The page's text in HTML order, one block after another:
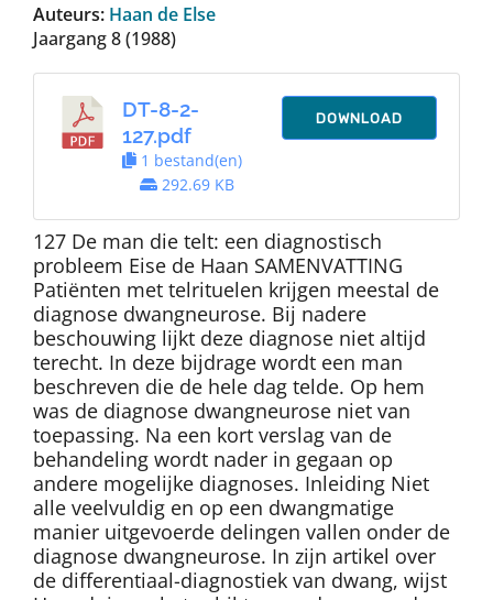
Over Dth
Contact
Auteurs: Haan de Else
Jaargang 8 (1988)
DT-8-2-
127.pdf
1 bestand(en)
292.69 KB
DOWNLOAD
127 De man die telt: een diagnostisch
probleem Eise de Haan SAMENVATTING
Patiënten met telrituelen krijgen meestal de
diagnose dwangneurose. Bij nadere
beschouwing lijkt deze diagnose niet altijd
terecht. In deze bijdrage wordt een man
beschreven die de hele dag telde. Op hem
was de diagnose dwangneurose niet van
toepassing. Na een kort verslag van de
behandeling wordt nader in gegaan op
andere mogelijke diagnoses. Inleiding Niet
alle veelvuldig en op een dwangmatige
manier uitgevoerde delingen vallen onder de
diagnose dwangneurose. In zijn artikel over
de differentiaal-diagnostiek van dwang, wijst